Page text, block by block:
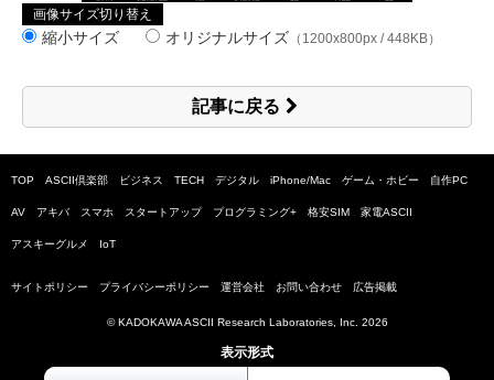
画像サイズ切り替え
縮小サイズ オリジナルサイズ （1200x800px / 448KB）
記事に戻る
TOP ASCII倶楽部 ビジネス TECH デジタル iPhone/Mac ゲーム・ホビー 自作PC
AV アキバ スマホ スタートアップ プログラミング+ 格安SIM 家電ASCII
アスキーグルメ IoT
サイトポリシー プライバシーポリシー 運営会社 お問い合わせ 広告掲載
© KADOKAWA ASCII Research Laboratories, Inc. 2026
表示形式